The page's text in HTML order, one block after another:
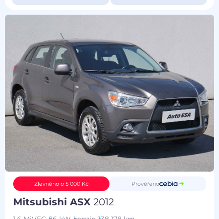
Zlevněno o 5 000 Kč Prověřeno
Mitsubishi ASX2012